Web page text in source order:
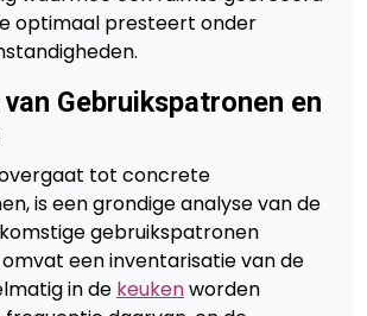
optimaal presteert onder
Gebruikspatronen en
tot concrete
is een grondige analyse van de
gebruikspatronen
een inventarisatie van de
in de keukenworden